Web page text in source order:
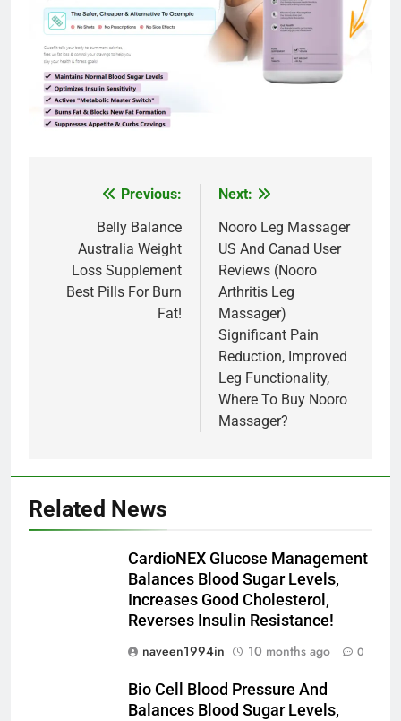
navigation
Previous:
Belly Balance
Australia Weight
Loss Supplement
Best Pills For Burn
Fat!
Next:
Nooro Leg Massager
US And Canad User
Reviews (Nooro
Arthritis Leg
Massager)
Significant Pain
Reduction, Improved
Leg Functionality,
Where To Buy Nooro
Massager?
Related News
CardioNEX Glucose Management
Balances Blood Sugar Levels,
Increases Good Cholesterol,
Reverses Insulin Resistance!
naveen1994in
10 months ago 0
Bio Cell Blood Pressure And
Balances Blood Sugar Levels,